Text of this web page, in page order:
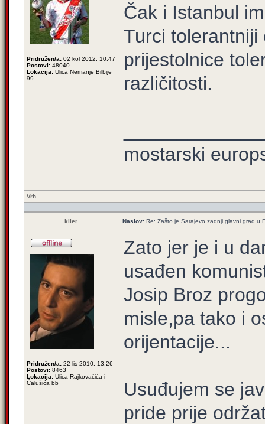
Pridružen/a: 02 kol 2012, 10:47
Postovi: 48040
Lokacija: Ulica Nemanje Bilbije
99
Čak i Istanbul
Turci
prijestolnice
različitosti.
mostarski
Vrh
kiler Naslov: Re: Zašto je Sarajevo zadnji glavni grad u
Pridružen/a: 22 lis 2010, 13:26
Postovi: 8463
Lokacija: Ulica Rajkovačića i
Čalušića bb
Zato jer je i u
usađen
Josip Broz
misle,pa tako i
orijentacije...
Usuđujem se
pride prije